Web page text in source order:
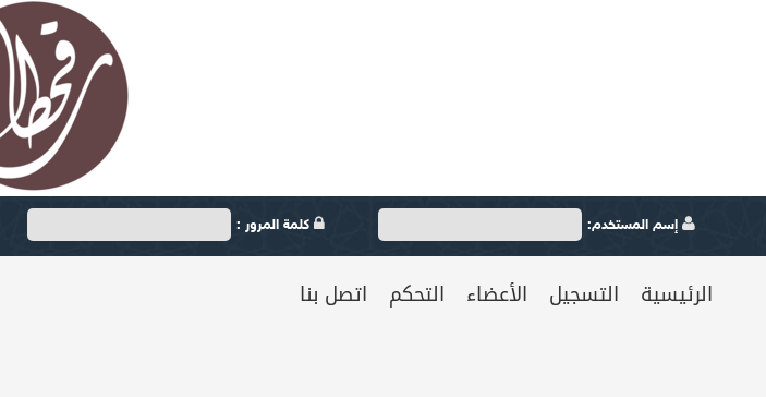
إسم المستخدم: كلمة المرور :
الرئيسية التسجيل الأعضاء التحكم اتصل بنا